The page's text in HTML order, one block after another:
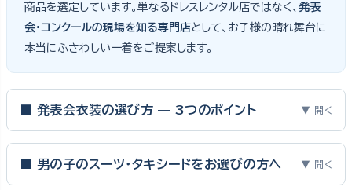
商品を選定しています。単なるドレスレンタル店ではなく、 発表
会・コンクールの現場を知る専門店として、お子様の晴れ舞台に
本当にふさわしい一着をご提案します。
■ 発表会衣装の選び方 — 3つのポイント ▼ 開く
ピアノ発表会・バイオリン発表会・コンクールの舞台は、お子様にと
って特別な一日。元ピアノ教師としての経験から、衣装選びで大切
■ 男の子のスーツ・タキシードをお選びの方へ ▼ 開く